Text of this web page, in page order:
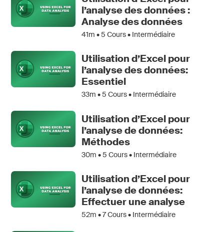
l’analyse des données :
Analyse des données
41m •5 Cours • Intermédiaire
Utilisation d’Excel pour
l’analyse des données:
Essentiel
33m •5 Cours • Intermédiaire
Utilisation d’Excel pour
l’analyse de données:
Méthodes
30m •5 Cours • Intermédiaire
Utilisation d’Excel pour
l’analyse de données:
Effectuer une analyse
52m •7Cours • Intermédiaire